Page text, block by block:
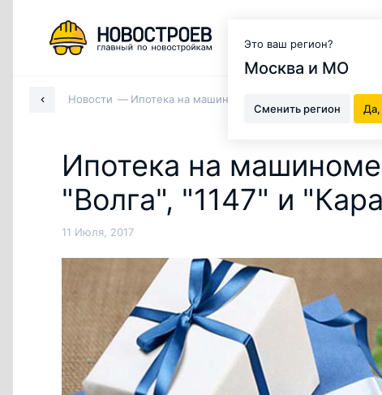
Это ваш регион?
Москва и МО
Сменить регион Да,
Новости Ипотека на машиноместа под 13% в ЖК
Ипотека на
"Волга", "1147" и
11 Июля, 2017